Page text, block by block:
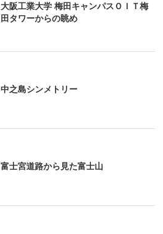
大阪工業大学 梅田キャンパスＯＩＴ梅
田タワーからの眺め
中之島シンメトリー
富士宮道路から見た富士山